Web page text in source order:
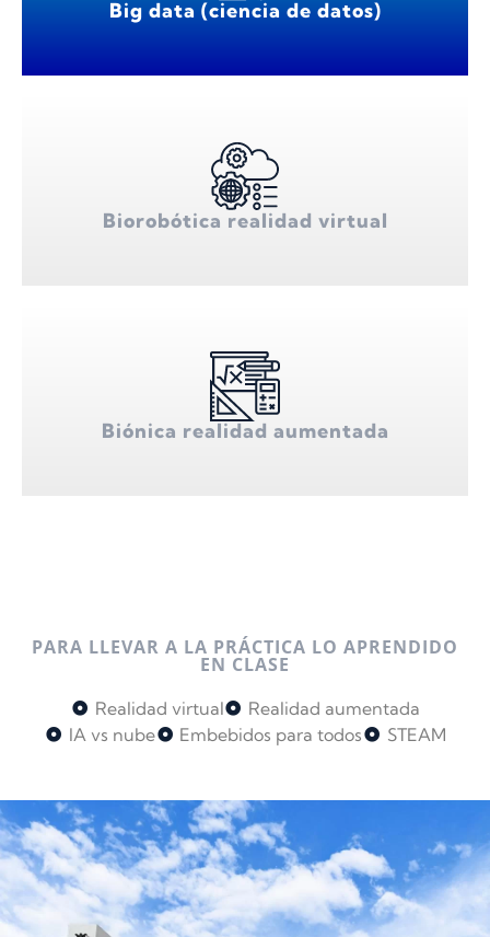
Big data (ciencia de datos)
Biorobótica realidad virtual
Biónica realidad aumentada
PARA LLEVAR A LA PRÁCTICA LO APRENDIDO
EN CLASE
Realidad virtual
Realidad aumentada
IA vs nube
Embebidos para todos STEAM